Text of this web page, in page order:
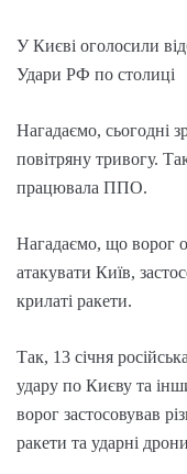
У Києві оголосили
Удари РФ по столиці
Нагадаємо, сьогодні
повітряну тривогу.
працювала ППО.
Нагадаємо, що ворог
атакувати Київ,
крилаті ракети.
Так, 13 січня
удару по Києву та
ворог застосовував
ракети та ударні